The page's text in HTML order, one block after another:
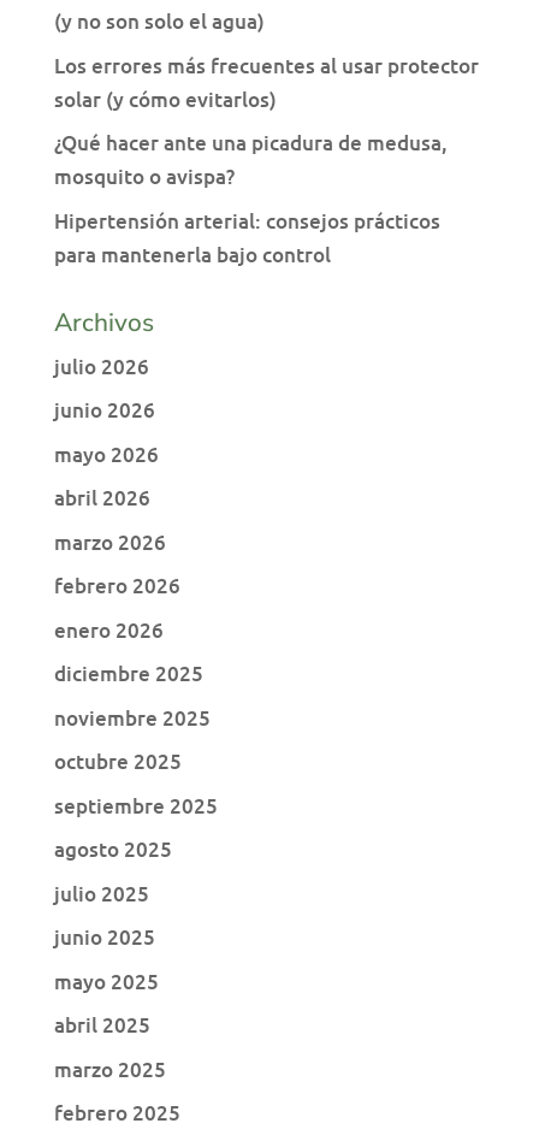
(y no son solo el agua)
Los errores más frecuentes al usar protector
solar (y cómo evitarlos)
¿Qué hacer ante una picadura de medusa,
mosquito o avispa?
Hipertensión arterial: consejos prácticos
para mantenerla bajo control
Archivos
julio 2026
junio 2026
mayo 2026
abril 2026
marzo 2026
febrero 2026
enero 2026
diciembre 2025
noviembre 2025
octubre 2025
septiembre 2025
agosto 2025
julio 2025
junio 2025
mayo 2025
abril 2025
marzo 2025
febrero 2025